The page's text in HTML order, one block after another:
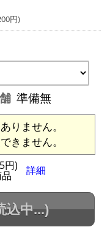
円)
準備無
りません。
きません。
円) 詳細
込中...)